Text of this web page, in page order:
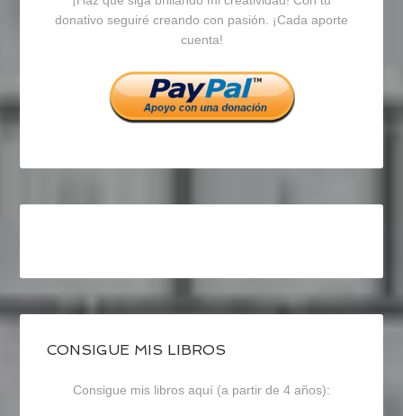
en
Facebook
en
Twitter
en
Instagram
donativo seguiré creando con pasión. ¡Cada aporte
cuenta!
CONSIGUE MIS LIBROS
Consigue mis libros aquí (a partir de 4 años):